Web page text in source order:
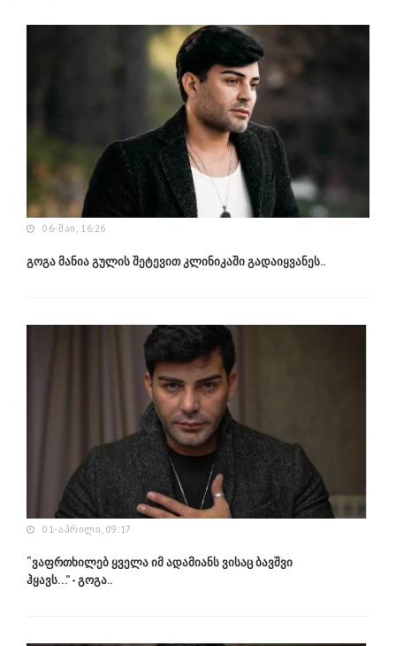
06-ᲛᲐᲘ, 16:26
გოგა მანია გულის შეტევით კლინიკაში გადაიყვანეს..
01-ᲐᲞᲠᲘᲚᲘ, 09:17
“ვაფრთხილებ ყველა იმ ადამიანს ვისაც ბავშვი
ჰყავს…” - გოგა..